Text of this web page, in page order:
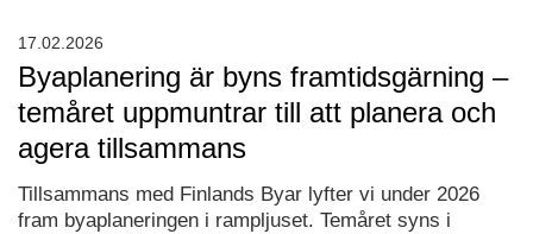
Byaplanering är byns framtidsgärning –
temåret uppmuntrar till att planera och
agera tillsammans
Tillsammans med Finlands Byar lyfter vi under 2026
fram byaplaneringen i rampljuset. Temåret syns i
17.02.2026